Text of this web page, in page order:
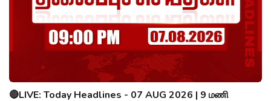
🔴LIVE: Today Headlines - 07 AUG 2026 | 9 மணி